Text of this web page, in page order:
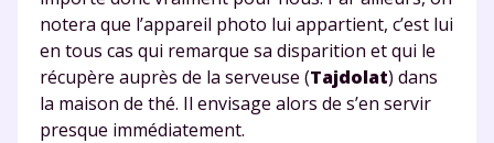
notera que l’appareil photo lui appartient, c’est lui
en tous cas qui remarque sa disparition et qui le
récupère auprès de la serveuse (Tajdolat) dans
la maison de thé. Il envisage alors de s’en servir
presque immédiatement.